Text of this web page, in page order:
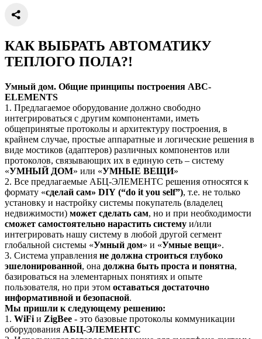
КАК ВЫБРАТЬ АВТОМАТИКУ
ТЕПЛОГО ПОЛА?!
Умный дом. Общие принципы построения ABC-
ELEMENTS
1. Предлагаемое оборудование должно свободно
интегрироваться с другим компонентами, иметь
общепринятые протоколы и архитектуру построения, в
крайнем случае, простые аппаратные и логические решения в
виде мостиков (адаптеров) различных компонентов или
протоколов, связывающих их в единую сеть – систему
«УМНЫЙ ДОМ» или «УМНЫЕ ВЕЩИ»
2. Все предлагаемые АБЦ-ЭЛЕМЕНТС решения относятся к
формату «сделай сам» DIY (“do it you self”), т.е. не только
установку и настройку системы покупатель (владелец
недвижимости) может сделать сам, но и при необходимости
сможет самостоятельно нарастить систему и/или
интегрировать нашу систему в любой другой сегмент
глобальной системы «Умный дом» и «Умные вещи».
3. Система управления не должна строиться глубоко
эшелонированной, она должна быть проста и понятна,
базироваться на элементарных понятиях и опыте
пользователя, но при этом оставаться достаточно
информативной и безопасной.
Мы пришли к следующему решению:
1. WiFi и ZigBee - это базовые протоколы коммуникации
оборудования АБЦ-ЭЛЕМЕНТС